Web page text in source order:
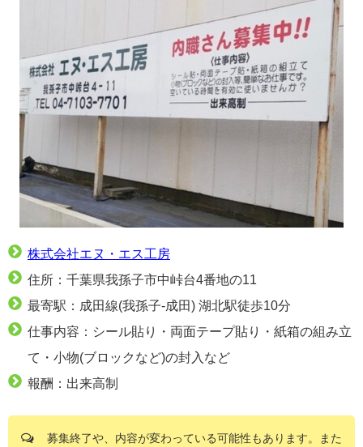
株式会社エヌ・エス工房
住所：千葉県我孫子市中峠台4番地の11
最寄駅：成田線(我孫子-成田) 湖北駅徒歩10分
仕事内容：シール貼り・両面テープ貼り・紙箱の組み立
て・小物(ブロックなど)の封入など
報酬：出来高制
募集終了や、内容が変わっている可能性もあります。また